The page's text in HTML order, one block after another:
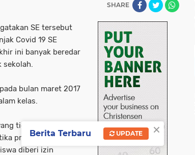
SHARE
SE tersebut
Covid 19 SE
ini banyak beredar
bulan maret 2017
kelas.
tidak boleh sama
proses belajar
diberi izin
×
Berita Terbaru UPDATE